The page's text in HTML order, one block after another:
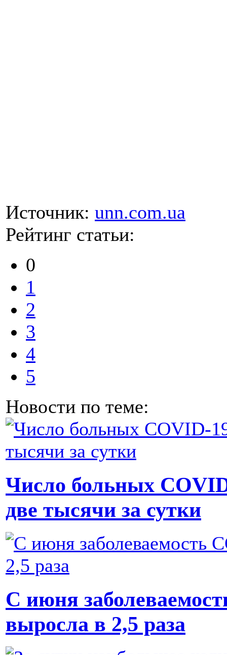
Источник: unn.com.ua
Рейтинг статьи:
0
1
2
3
4
5
Новости по теме:
Число больных
две тысячи за сутки
С июня
выросла в 2,5 раза